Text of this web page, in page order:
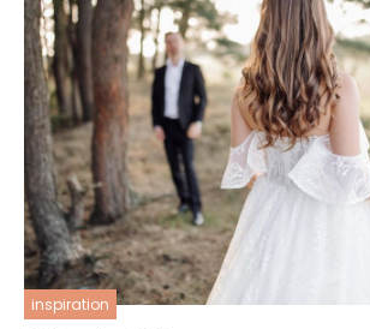
inspiration